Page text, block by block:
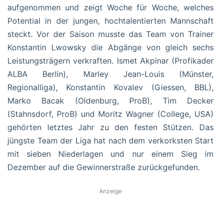
aufgenommen und zeigt Woche für Woche, welches
Potential in der jungen, hochtalentierten Mannschaft
steckt. Vor der Saison musste das Team von Trainer
Konstantin Lwowsky die Abgänge von gleich sechs
Leistungsträgern verkraften. Ismet Akpinar (Profikader
ALBA Berlin), Marley Jean-Louis (Münster,
Regionalliga), Konstantin Kovalev (Giessen, BBL),
Marko Bacak (Oldenburg, ProB), Tim Decker
(Stahnsdorf, ProB) und Moritz Wagner (College, USA)
gehörten letztes Jahr zu den festen Stützen. Das
jüngste Team der Liga hat nach dem verkorksten Start
mit sieben Niederlagen und nur einem Sieg im
Dezember auf die Gewinnerstraße zurückgefunden.
Anzeige